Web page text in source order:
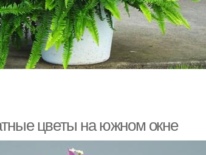
цветы на южном окне